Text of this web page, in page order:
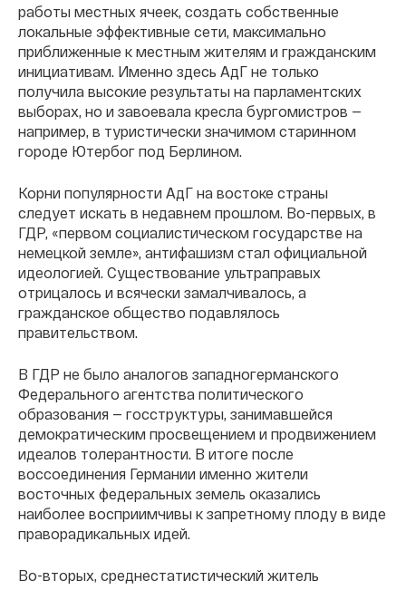
работы местных ячеек, создать собственные
локальные эффективные сети, максимально
приближенные к местным жителям и гражданским
инициативам. Именно здесь АдГ не только
получила высокие результаты на парламентских
выборах, но и завоевала кресла бургомистров —
например, в туристически значимом старинном
городе Ютербог под Берлином.
Корни популярности АдГ на востоке страны
следует искать в недавнем прошлом. Во-первых, в
ГДР, «первом социалистическом государстве на
немецкой земле», антифашизм стал официальной
идеологией. Существование ультраправых
отрицалось и всячески замалчивалось, а
гражданское общество подавлялось
правительством.
В ГДР не было аналогов западногерманского
Федерального агентства политического
образования — госструктуры, занимавшейся
демократическим просвещением и продвижением
идеалов толерантности. В итоге после
воссоединения Германии именно жители
восточных федеральных земель оказались
наиболее восприимчивы к запретному плоду в виде
праворадикальных идей.
Во-вторых, среднестатистический житель